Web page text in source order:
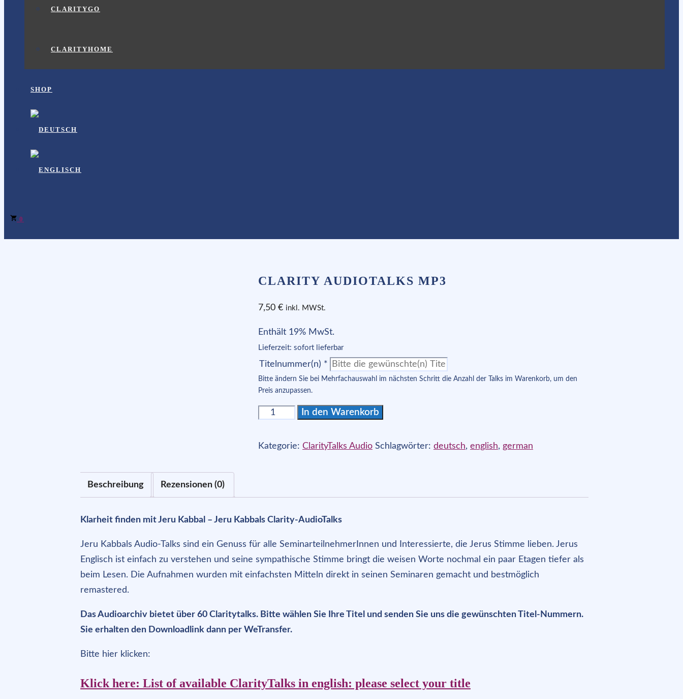
CLARITYGO
CLARITYHOME
SHOP
0
CLARITY AUDIOTALKS MP3
7,50 € inkl. MWSt.
Enthält 19% MwSt.
Lieferzeit: sofort lieferbar
Titelnummer(n) *
Bitte ändern Sie bei Mehrfachauswahl im nächsten Schritt die Anzahl der Talks im Warenkorb, um den
Preis anzupassen.
Clarity
mp3
In den Warenkorb
Kategorie: ClarityTalks Audio Schlagwörter: deutsch, english, german
Beschreibung Rezensionen (0)
Klarheit finden mit Jeru Kabbal – Jeru Kabbals Clarity-AudioTalks
Jeru Kabbals Audio-Talks sind ein Genuss für alle SeminarteilnehmerInnen und Interessierte, die Jerus Stimme lieben. Jerus
Englisch ist einfach zu verstehen und seine sympathische Stimme bringt die weisen Worte nochmal ein paar Etagen tiefer als
beim Lesen. Die Aufnahmen wurden mit einfachsten Mitteln direkt in seinen Seminaren gemacht und bestmöglich
remastered.
Das Audioarchiv bietet über 60 Claritytalks. Bitte wählen Sie Ihre Titel und senden Sie uns die gewünschten Titel-Nummern.
Sie erhalten den Downloadlink dann per WeTransfer.
Bitte hier klicken:
Klick here: List of available ClarityTalks in english: please select your title